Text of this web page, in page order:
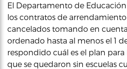
El Departamento de
los contratos de
cancelados tomando en
ordenado hasta al menos el 1
respondido cuál es el plan
que se quedaron sin escuelas